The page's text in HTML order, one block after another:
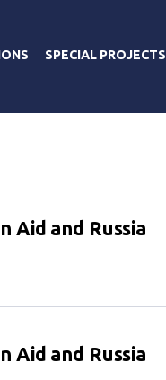
SPECIAL PROJECTS
Aid and Russia
Aid and Russia